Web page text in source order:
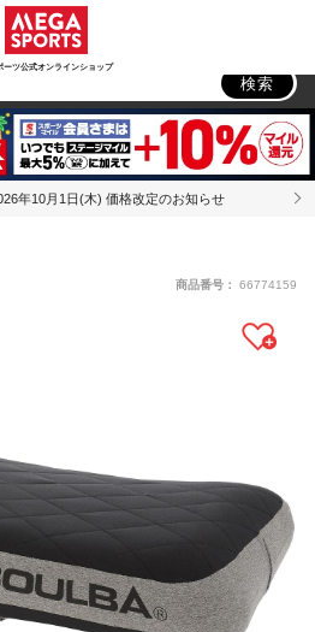
ーツ公式オンラインショップ
ア
検索
年10月1日(木) 価格改定のお知らせ
商品番号： 66774159